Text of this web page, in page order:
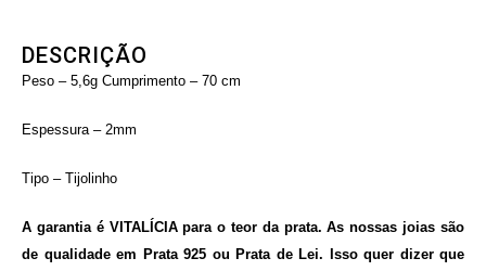
DESCRIÇÃO
Peso – 5,6g Cumprimento – 70 cm
Espessura – 2mm
Tipo – Tijolinho
A garantia é VITALÍCIA para o teor da prata. As nossas joias são
de qualidade em Prata 925 ou Prata de Lei. Isso quer dizer que